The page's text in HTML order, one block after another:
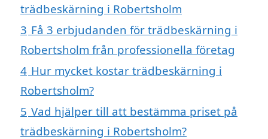
trädbeskärning i Robertsholm
3 Få 3 erbjudanden för trädbeskärning i
Robertsholm från professionella företag
4 Hur mycket kostar trädbeskärning i
Robertsholm?
5 Vad hjälper till att bestämma priset på
trädbeskärning i Robertsholm?